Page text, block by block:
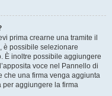
prima crearne una tramite il
è possibile selezionare
È inoltre possibile aggiungere
voce nel Pannello di
che una firma venga aggiunta
aggiungere la firma